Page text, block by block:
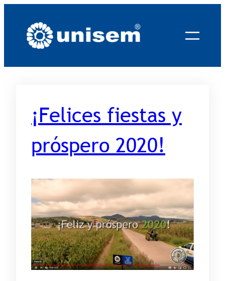
contenido
¡Felices fiestas y
próspero 2020!